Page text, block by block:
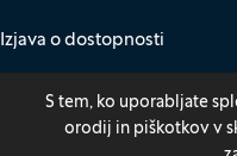
S tem, ko uporabljate
orodij in piškotkov v
Izjava o dostopnosti
Za medije